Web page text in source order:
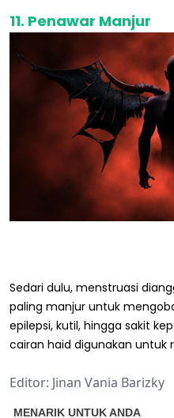
11. Penawar Manjur
Sedari dulu, menstruasi
paling manjur untuk
epilepsi, kutil, hingga sakit
cairan haid digunakan untuk
Editor: Jinan Vania Barizky